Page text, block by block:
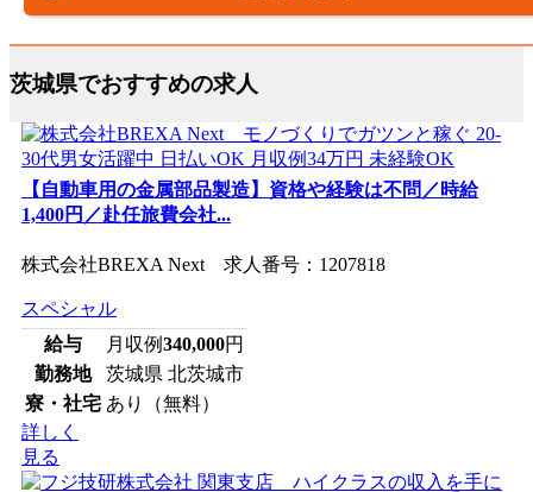
茨城県でおすすめの求人
【自動車用の金属部品製造】資格や経験は不問／時給
1,400円／赴任旅費会社...
株式会社BREXA Next 求人番号：1207818
スペシャル
給与
月収例340,000円
勤務地
茨城県 北茨城市
寮・社宅 あり（無料）
詳しく
見る